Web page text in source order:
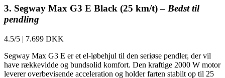
3. Segway Max G3 E Black (25 km/t) – Bedst til
pendling
4.5/5 | 7.699 DKK
Segway Max G3 E er et el-løbehjul til den seriøse pendler, der vil
have rækkevidde og bundsolid komfort. Den kraftige 2000 W motor
leverer overbevisende acceleration og holder farten stabilt op til 25